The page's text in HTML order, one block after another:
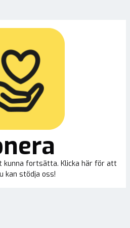
fortsätta. Klicka här för att
kan stödja oss!